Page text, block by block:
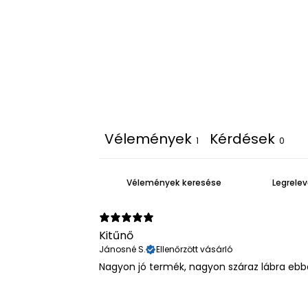
Vélemények 1 Kérdések 0
Kitűnő
Jánosné S. Ellenőrzött vásárló
Nagyon jó termék, nagyon száraz lábra